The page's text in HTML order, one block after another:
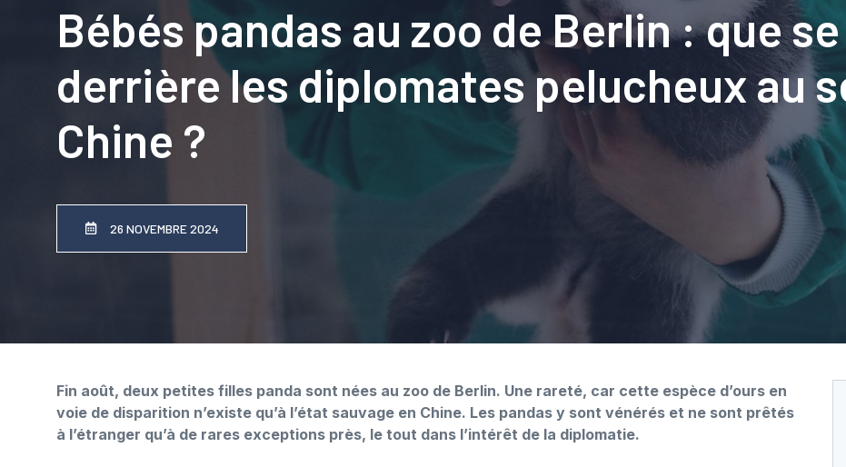
Bébés pandas au zoo de Berlin : que
derrière les diplomates pelucheux au
Chine ?
26 NOVEMBRE 2024
Fin août, deux petites filles panda sont nées au zoo de Berlin. Une rareté, car cette espèce d’ours en
voie de disparition n’existe qu’à l’état sauvage en Chine. Les pandas y sont vénérés et ne sont prêtés
à l’étranger qu’à de rares exceptions près, le tout dans l’intérêt de la diplomatie.